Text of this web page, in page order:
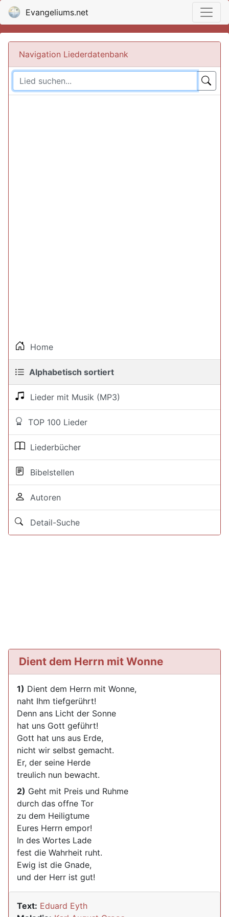
Evangeliums.net
Navigation Liederdatenbank
Home
Alphabetisch sortiert
Lieder mit Musik (MP3)
TOP 100 Lieder
Liederbücher
Bibelstellen
Autoren
Detail-Suche
Dient dem Herrn mit Wonne
1) Dient dem Herrn mit Wonne,
naht Ihm tiefgerührt!
Denn ans Licht der Sonne
hat uns Gott geführt!
Gott hat uns aus Erde,
nicht wir selbst gemacht.
Er, der seine Herde
treulich nun bewacht.
2) Geht mit Preis und Ruhme
durch das offne Tor
zu dem Heiligtume
Eures Herrn empor!
In des Wortes Lade
fest die Wahrheit ruht.
Ewig ist die Gnade,
und der Herr ist gut!
Text: Eduard Eyth